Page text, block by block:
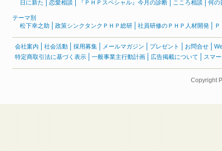
日に新た
恋愛相談 『ＰＨＰスペシャル』今月の診断 こころ相談 何の
テーマ別
松下幸之助
政策シンクタンクＰＨＰ総研 社員研修のＰＨＰ人材開発
会社案内 社会活動 採用募集 メールマガジン プレゼント お問合せ
特定商取引法に基づく表示
一般事業主行動計画 広告掲載について スマ
Copyright